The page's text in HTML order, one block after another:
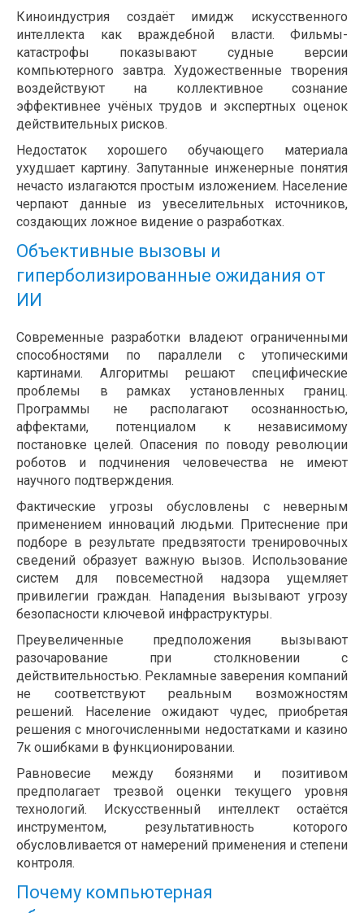
Киноиндустрия создаёт имидж искусственного
интеллекта как враждебной власти. Фильмы-
катастрофы показывают судные версии
компьютерного завтра. Художественные творения
воздействуют на коллективное сознание
эффективнее учёных трудов и экспертных оценок
действительных рисков.
Недостаток хорошего обучающего материала
ухудшает картину. Запутанные инженерные понятия
нечасто излагаются простым изложением. Население
черпают данные из увеселительных источников,
создающих ложное видение о разработках.
Объективные вызовы и
гиперболизированные ожидания от
ИИ
Современные разработки владеют ограниченными
способностями по параллели с утопическими
картинами. Алгоритмы решают специфические
проблемы в рамках установленных границ.
Программы не располагают осознанностью,
аффектами, потенциалом к независимому
постановке целей. Опасения по поводу революции
роботов и подчинения человечества не имеют
научного подтверждения.
Фактические угрозы обусловлены с неверным
применением инноваций людьми. Притеснение при
подборе в результате предвзятости тренировочных
сведений образует важную вызов. Использование
систем для повсеместной надзора ущемляет
привилегии граждан. Нападения вызывают угрозу
безопасности ключевой инфраструктуры.
Преувеличенные предположения вызывают
разочарование при столкновении с
действительностью. Рекламные заверения компаний
не соответствуют реальным возможностям
решений. Население ожидают чудес, приобретая
решения с многочисленными недостатками и казино
7к ошибками в функционировании.
Равновесие между боязнями и позитивом
предполагает трезвой оценки текущего уровня
технологий. Искусственный интеллект остаётся
инструментом, результативность которого
обусловливается от намерений применения и степени
контроля.
Почему компьютерная